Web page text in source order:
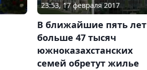
23:53, 17 февраля 2017
В ближайшие пять лет
больше 47 тысяч
южноказахстанских
семей обретут жилье